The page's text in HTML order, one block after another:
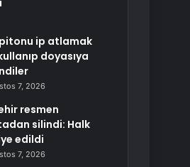
ip atlamak
doyasıya
7, 2026
resmen
silindi: Halk
edildi
7, 2026